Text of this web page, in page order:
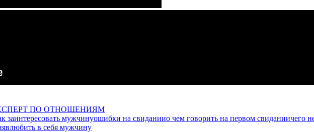
ПО ОТНОШЕНИЯМ
заинтересовать мужчинуошибки на свиданиио чем говорить на первом свиданиичего
влюбить в себя мужчину